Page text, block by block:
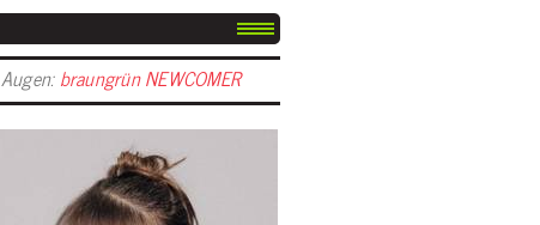
Augen: braungrün NEWCOMER